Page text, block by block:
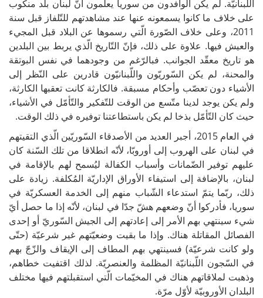
اللّبنانيّة. لم يكن الوافدون من سوريا يعلمون أنّ لبنان بلد منكوب
على خلاف ما كانوا يسمعونه عنها عند مشاهدتهم للتّلفاز قبل سنة
2011، وعلى خلاف الصّورة الّتي رسموها عن البلاد قبل المجيء
والعيش فيها. علاوة على ذلك، فإنّ التّاريخ الّذي يربط بين البلدين
هو تاريخ معقّد الجوانب. فبالرّغم من وجودهما في نفس البوتقة
والمحنة، لم يكن السّوريّون واللّبنانيّون قادرين على النّظر إلى
الأشياء دون تعصّب وأحكام مسبقة. فالكارثة كانت تعقبها الكارثة،
ولم يكن يوجد لدينا متّسع من الوقت للتّفكير والتّأمّل في الأشياء،
حيث كان التّأمّل بذخا لم يكن باستطاعتنا توفيره في ذلك الوقت.
في العام 2015، أجبر العديد من الأصدقاء السّوريّين الّذي التقيتهم
في لبنان على الهروب إلى أوروبّا، لأنّه انطلاقا من تلك السّنة كان
عليهم توفير الضّمانات وأسباب الكفالة ليُسمح لهم بالإقامة في
لبنان، بالإضافة إلى استيفاء الأوراق الإداريّة المُكلفة. زيادة على
ذلك، ربّما يتمّ استدعاء الشّباب منهم إلى الخدمة العسكريّة في
سوريا، فأدركوا أنّ وضعهم هشّ جدّا في لبنان، لأنّه إذا ما حصل أيّ
شيء سينتهي بهم الأمر إلى إعادتهم إلى الجيش السّوريّ أو إحدى
الفصائل المقاتلة هناك. وإذا ما بقيت وضعيّتهم غير شرعيّة (حتّى
ولو كانت شرعيّة) فسينتهي بهم المطاف إلى الإيقاف والزّجّ بهم
في السّجون اللّبنانيّة المظلمة والعنصريّة. لذلك اقتفيت خطاهم،
وذهبت لملاقاتهم هناك في المخيّمات الّتي استقبلتهم فيها مختلف
البلدان الأوروبيّة لأوّل مرّة.